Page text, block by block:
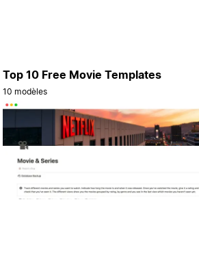
Top 10 Free Movie Templates
10 modèles